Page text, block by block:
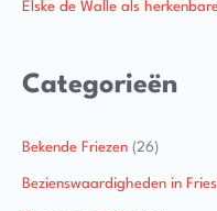
Elske de Walle als
Categorieën
Bekende Friezen (26)
Bezienswaardigheden in